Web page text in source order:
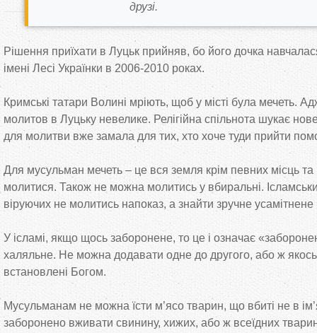
друзі.
Рішення приїхати в Луцьк прийняв, бо його дочка
імені Лесі Українки в 2006-2010 роках.
Кримські татари Волині мріють, щоб у місті була мечеть.
молитов в Луцьку невелике. Релігійна спільнота шукає
для молитви вже замала для тих, хто хоче туди прийти
Для мусульман мечеть – це вся земля крім певних місць
молитися. Також не можна молитись у вбиральні.
віруючих не молитись напоказ, а знайти зручне усамітнене
У ісламі, якщо щось заборонене, то це і означає
халяльне. Не можна додавати одне до другого, або ж якось
встановлені Богом.
Мусульманам не можна їсти м’ясо тварин, що вбиті не в
заборонено вживати свинину, хижих, або ж всеїдних